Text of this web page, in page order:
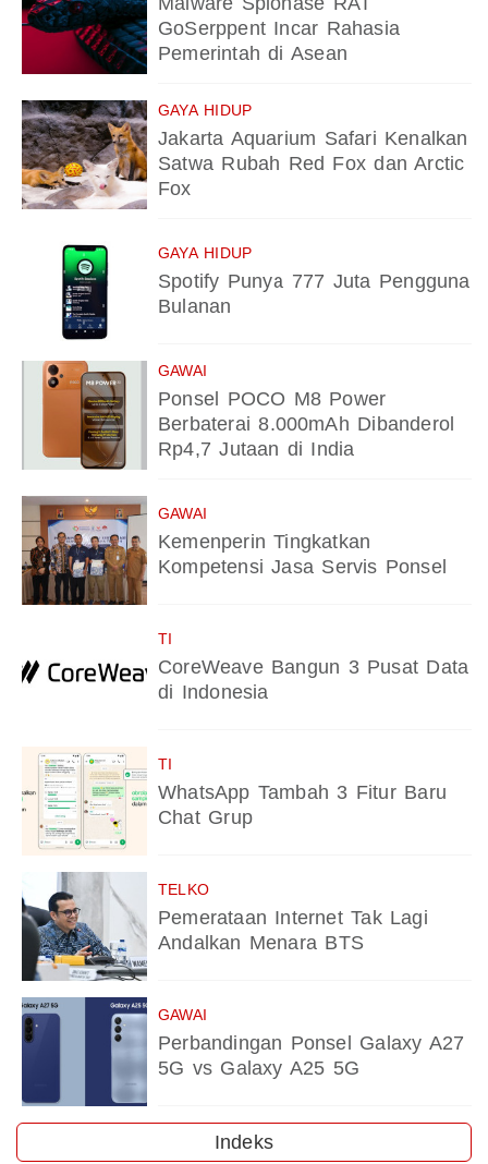
GoSerppent Incar Rahasia
Pemerintah di Asean
GAYA HIDUP
Jakarta Aquarium Safari Kenalkan
Satwa Rubah Red Fox dan Arctic
Fox
GAYA HIDUP
Spotify Punya 777 Juta Pengguna
Bulanan
GAWAI
Ponsel POCO M8 Power
Berbaterai 8.000mAh Dibanderol
Rp4,7 Jutaan di India
GAWAI
Kemenperin Tingkatkan
Kompetensi Jasa Servis Ponsel
TI
CoreWeave Bangun 3 Pusat Data
di Indonesia
TI
WhatsApp Tambah 3 Fitur Baru
Chat Grup
TELKO
Pemerataan Internet Tak Lagi
Andalkan Menara BTS
GAWAI
Perbandingan Ponsel Galaxy A27
5G vs Galaxy A25 5G
Indeks